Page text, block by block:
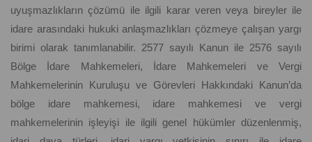
uyuşmazlıkların çözümü ile ilgili karar veren veya bireyler ile
idare arasındaki hukuki anlaşmazlıkları çözmeye çalışan yargı
birimi olarak tanımlanabilir. 2577 sayılı Kanun ile 2576 sayılı
Bölge İdare Mahkemeleri, İdare Mahkemeleri ve Vergi
Mahkemelerinin Kuruluşu ve Görevleri Hakkındaki Kanun’da
bölge idare mahkemesi, idare mahkemesi ve vergi
mahkemelerinin işleyişi ile ilgili genel hükümler düzenlenmiş,